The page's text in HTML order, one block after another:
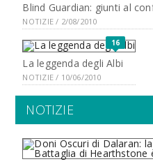
Blind Guardian: giunti al
NOTIZIE / 2/08/2010
16
La leggenda degli Albi
NOTIZIE / 10/06/2010
NOTIZIE